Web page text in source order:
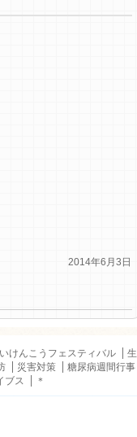
2014年6月3日
けんこうフェスティバル
生
災害対策
糖尿病週間行事
ブス ＊